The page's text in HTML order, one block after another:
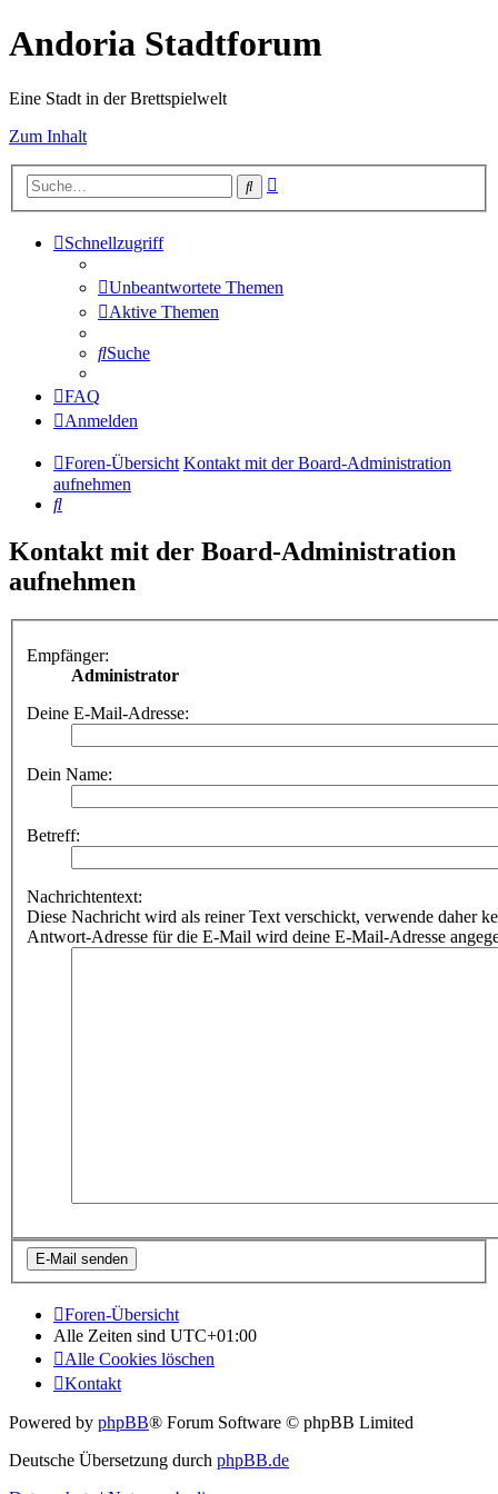
Andoria Stadtforum
Eine Stadt in der Brettspielwelt
Zum Inhalt
Suche
Schnellzugriff
Unbeantwortete Themen
Aktive Themen
Suche
FAQ
Anmelden
Foren-Übersicht Kontakt mit der Board-Administration
aufnehmen
Suche
Kontakt mit der Board-Administration
aufnehmen
Empfänger:
Administrator
Deine E-Mail-Adresse:
Dein Name:
Betreff:
Nachrichtentext:
Diese Nachricht wird als reiner Text verschickt, verwende daher
Antwort-Adresse für die E-Mail wird deine E-Mail-Adresse
Foren-Übersicht
Alle Zeiten sind UTC+01:00
Alle Cookies löschen
Kontakt
Powered by phpBB® Forum Software © phpBB Limited
Deutsche Übersetzung durch phpBB.de